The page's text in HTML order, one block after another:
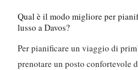
Qual è il modo migliore per
lusso a Davos?
Per pianificare un viaggio di
prenotare un posto confortevole